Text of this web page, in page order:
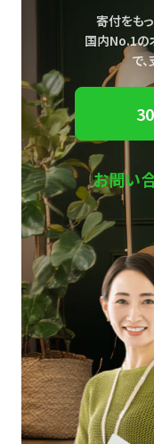
寄付をも
国内No.1の
で、
お問い